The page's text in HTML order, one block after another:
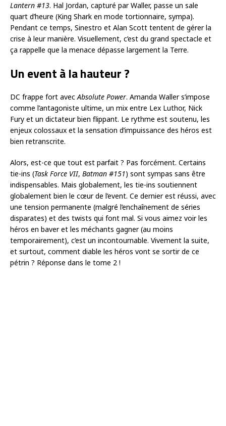
Lantern #13. Hal Jordan, capturé par Waller, passe un sale
quart d’heure (King Shark en mode tortionnaire, sympa).
Pendant ce temps, Sinestro et Alan Scott tentent de gérer la
crise à leur manière. Visuellement, c’est du grand spectacle et
ça rappelle que la menace dépasse largement la Terre.
Un event à la hauteur ?
DC frappe fort avecAbsolute Power. Amanda Waller s’impose
comme l’antagoniste ultime, un mix entre Lex Luthor, Nick
Fury et un dictateur bien flippant. Le rythme est soutenu, les
enjeux colossaux et la sensation d’impuissance des héros est
bien retranscrite.
Alors, est-ce que tout est parfait ? Pas forcément. Certains
tie-ins (Task Force VII, Batman #151) sont sympas sans être
indispensables. Mais globalement, les tie-ins soutiennent
globalement bien le cœur de l’event. Ce dernier est réussi, avec
une tension permanente (malgré l’enchaînement de séries
disparates) et des twists qui font mal. Si vous aimez voir les
héros en baver et les méchants gagner (au moins
temporairement), c’est un incontournable. Vivement la suite,
et surtout, comment diable les héros vont se sortir de ce
pétrin ? Réponse dans le tome 2 !